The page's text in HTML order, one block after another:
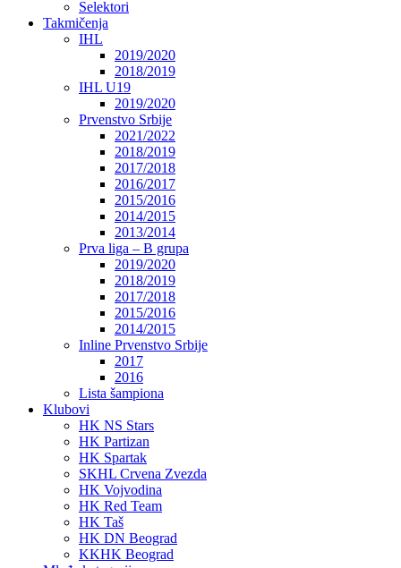
Selektori
Takmičenja
IHL
2019/2020
2018/2019
IHL U19
2019/2020
Prvenstvo Srbije
2021/2022
2018/2019
2017/2018
2016/2017
2015/2016
2014/2015
2013/2014
Prva liga – B grupa
2019/2020
2018/2019
2017/2018
2015/2016
2014/2015
Inline Prvenstvo Srbije
2017
2016
Lista šampiona
Klubovi
HK NS Stars
HK Partizan
HK Spartak
SKHL Crvena Zvezda
HK Vojvodina
HK Red Team
HK Taš
HK DN Beograd
KKHK Beograd